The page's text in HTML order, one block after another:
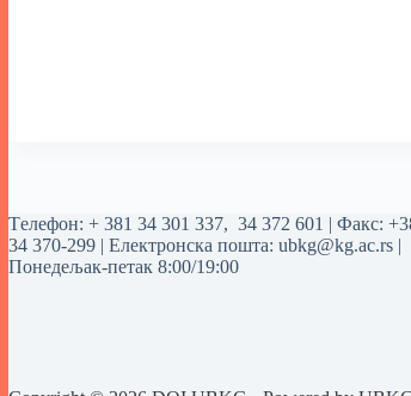
Tелефон: + 381 34 301 337, 34 372 601 | Факс:
34 370-299 | Електронска пошта: ubkg@kg.ac.rs |
Понедељак-петак 8:00/19:00